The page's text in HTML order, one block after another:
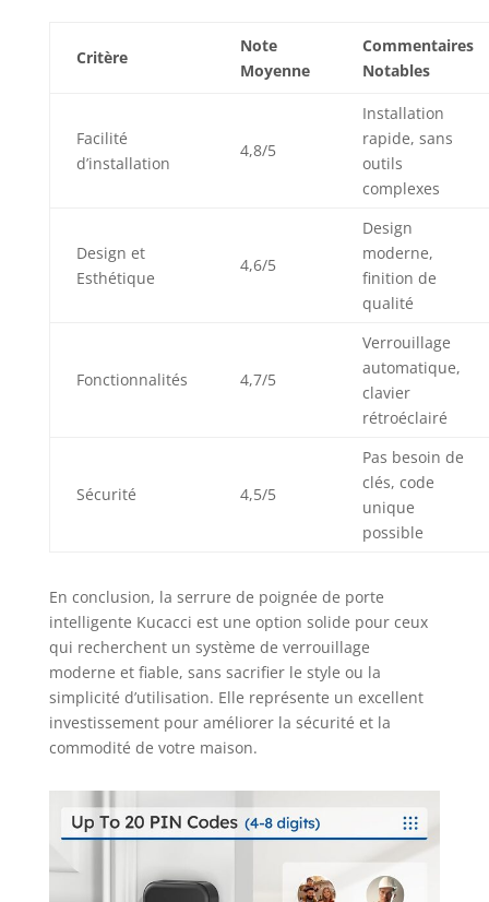
avec clavier est
protégée dans
météorologiques.
Profitez d'une vie
l'application,
couvert par une
garantie satisfait
ou remboursé de
garantie produit
vente à vie à partir
Ne faites pas de
protection de sa
catégorie
aujourd'hui.
Critère
Note
Moyenne
Commentaires
Notables
Facilité
d’installation
4,8/5
Installation
rapide, sans
outils
complexes
Design et
Esthétique
4,6/5
Design
moderne,
finition de
qualité
Fonctionnalités 4,7/5
Verrouillage
automatique,
clavier
rétroéclairé
Sécurité 4,5/5
Pas besoin de
clés, code
unique
possible
En conclusion, la serrure de poignée de porte
intelligente Kucacci est une option solide pour ceux
qui recherchent un système de verrouillage
moderne et fiable, sans sacrifier le style ou la
simplicité d’utilisation. Elle représente un excellent
investissement pour améliorer la sécurité et la
commodité de votre maison.